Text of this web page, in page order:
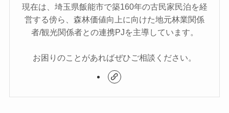
現在は、埼玉県飯能市で築160年の古民家民泊を経
営する傍ら、森林価値向上に向けた地元林業関係
者/観光関係者との連携PJを主導しています。
お困りのことがあればぜひご相談ください。